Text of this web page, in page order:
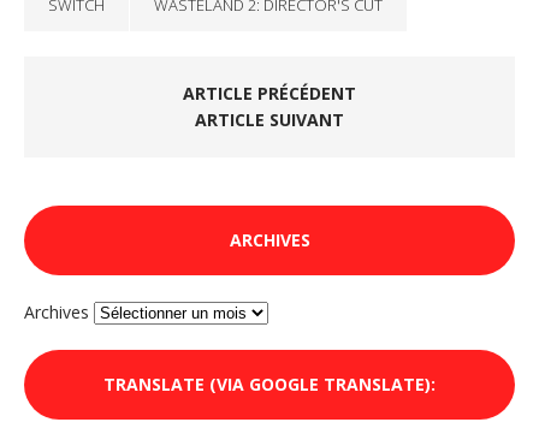
SWITCH WASTELAND 2: DIRECTOR'S CUT
ARTICLE PRÉCÉDENT
ARTICLE SUIVANT
ARCHIVES
Archives
TRANSLATE (VIA GOOGLE TRANSLATE):